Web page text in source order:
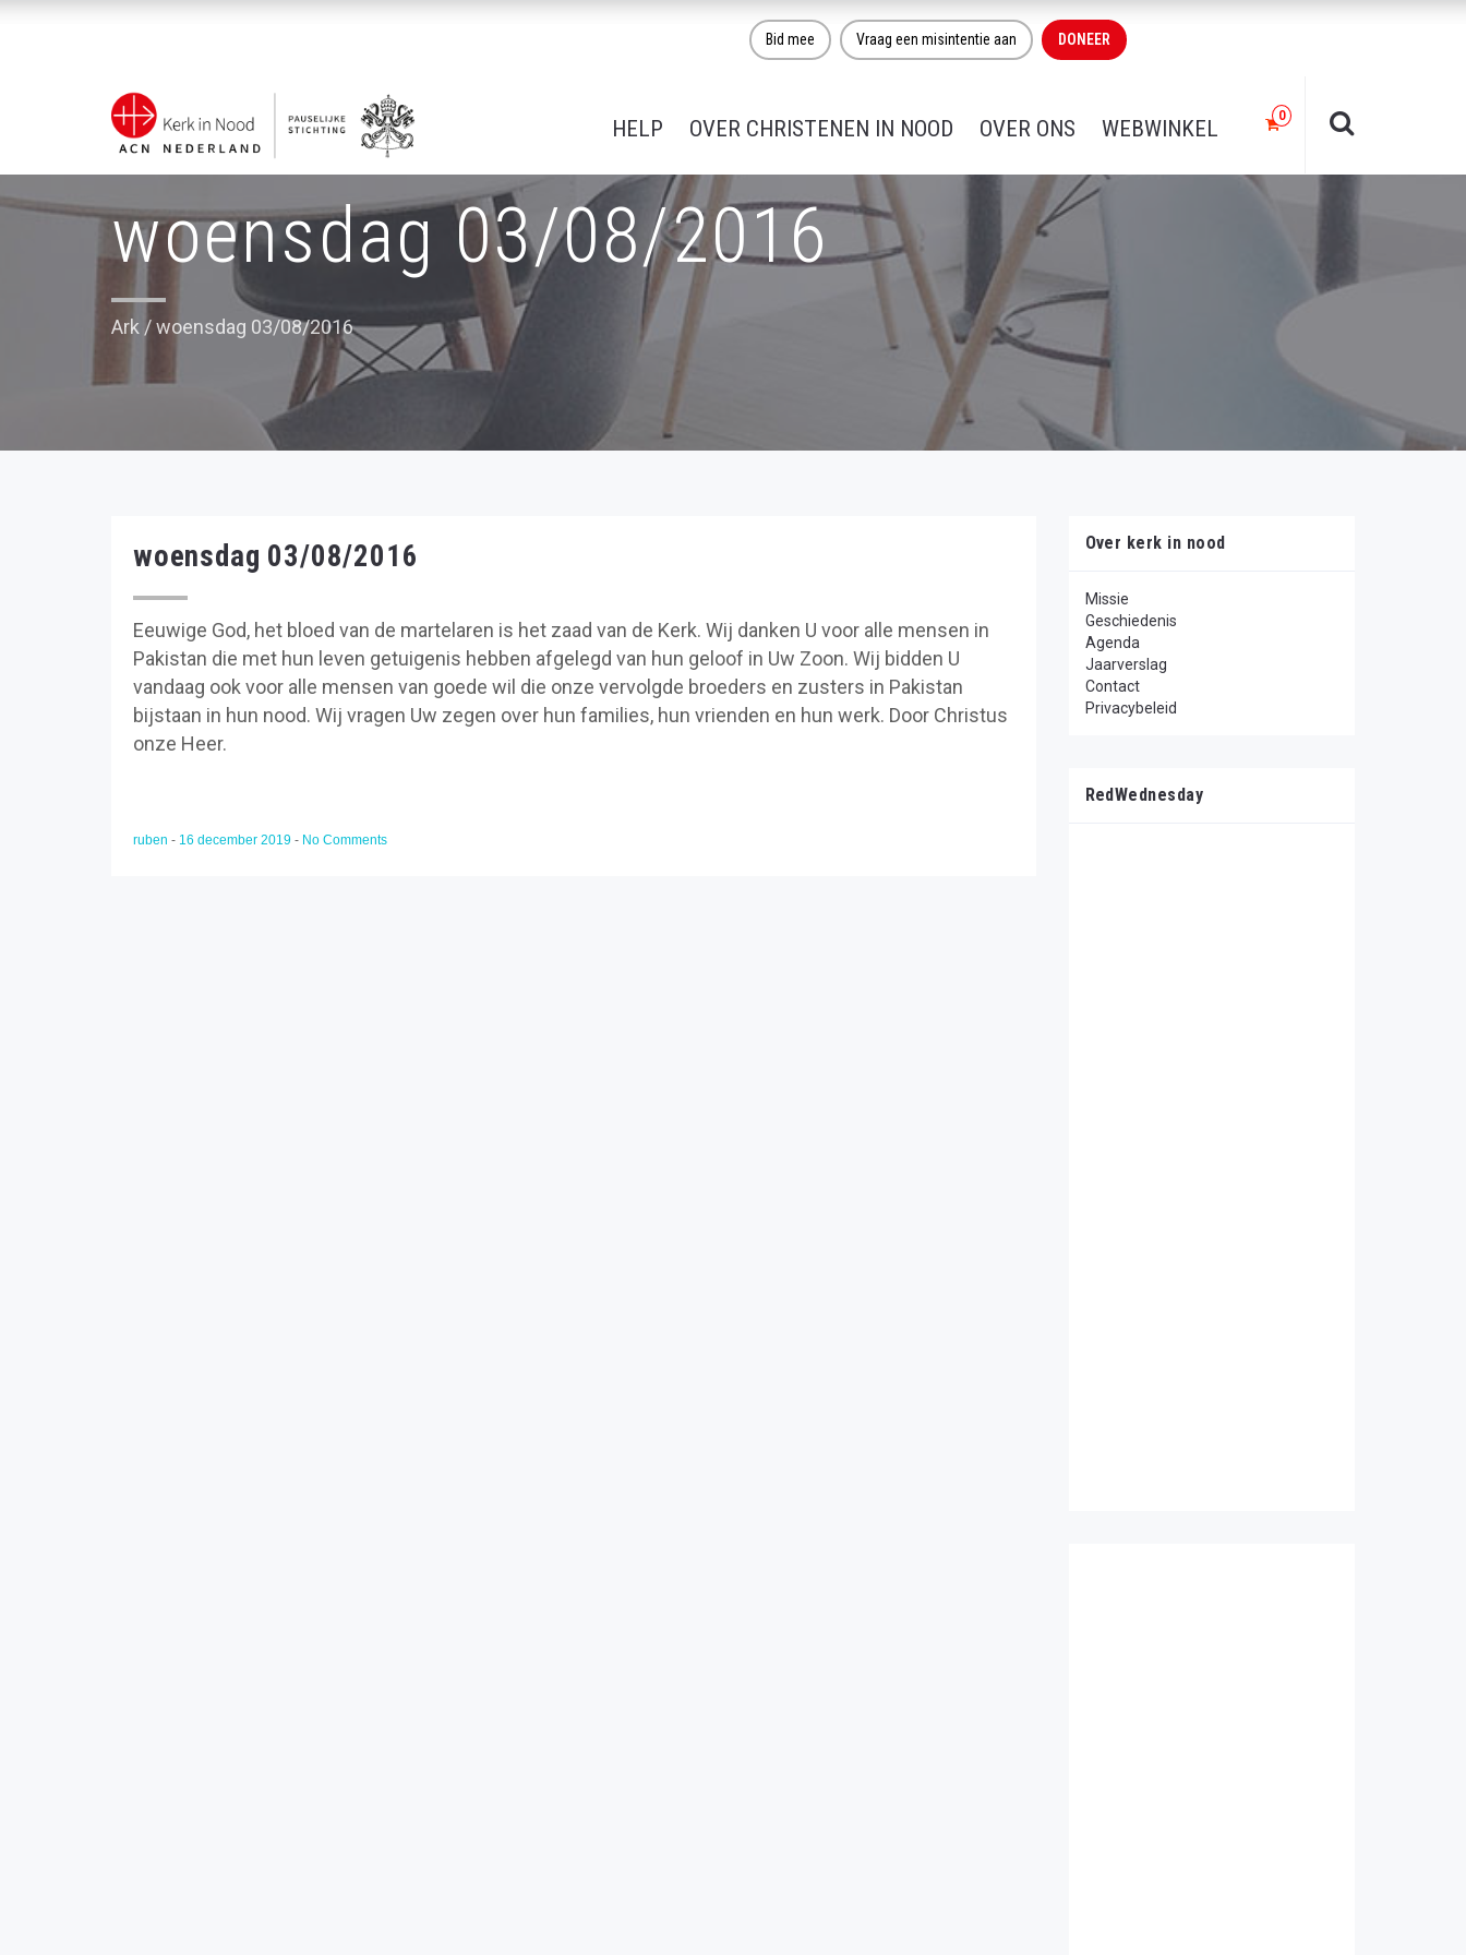
Bid mee Vraag een misintentie aan DONEER
HELP OVER CHRISTENEN IN NOOD OVER ONS WEBWINKEL
woensdag 03/08/2016
Ark /woensdag 03/08/2016
woensdag 03/08/2016
Eeuwige God, het bloed van de martelaren is het zaad van de Kerk. Wij danken U voor alle mensen in
Pakistan die met hun leven getuigenis hebben afgelegd van hun geloof in Uw Zoon. Wij bidden U
vandaag ook voor alle mensen van goede wil die onze vervolgde broeders en zusters in Pakistan
bijstaan in hun nood. Wij vragen Uw zegen over hun families, hun vrienden en hun werk. Door Christus
onze Heer.
ruben - 16 december 2019 - No Comments
Over kerk in nood
Missie
Geschiedenis
Agenda
Jaarverslag
Contact
Privacybeleid
RedWednesday